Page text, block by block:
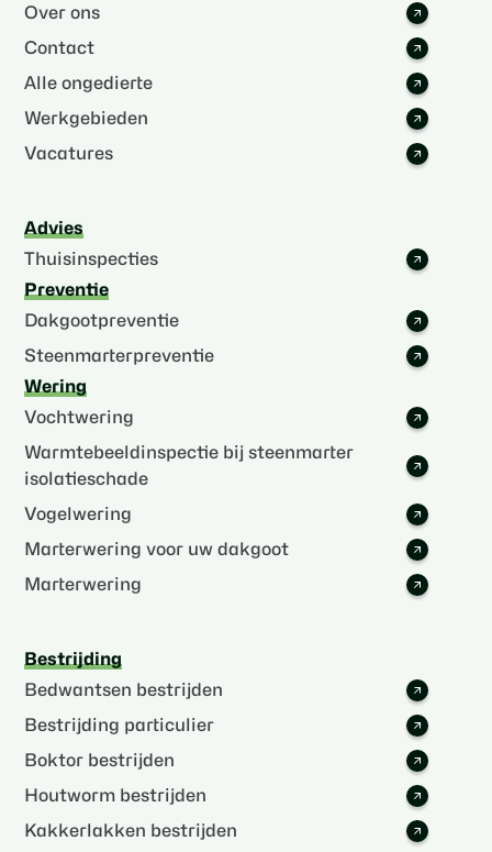
Over ons
Contact
Alle ongedierte
Werkgebieden
Vacatures
Advies
Thuisinspecties
Preventie
Dakgootpreventie
Steenmarterpreventie
Wering
Vochtwering
Warmtebeeldinspectie bij steenmarter
isolatieschade
Vogelwering
Marterwering voor uw dakgoot
Marterwering
Bestrijding
Bedwantsen bestrijden
Bestrijding particulier
Boktor bestrijden
Houtworm bestrijden
Kakkerlakken bestrijden